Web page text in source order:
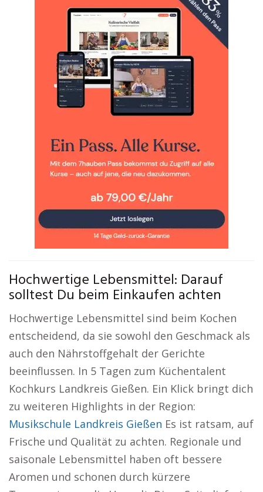
Hochwertige Lebensmittel: Darauf
solltest Du beim Einkaufen achten
Hochwertige Lebensmittel sind beim Kochen
entscheidend, da sie sowohl den Geschmack als
auch den Nährstoffgehalt der Gerichte
beeinflussen. In 5 Tagen zum Küchentalent
Kochkurs Landkreis Gießen. Ein Klick bringt dich
zu weiteren Highlights in der Region:
Musikschule Landkreis Gießen Es ist ratsam, auf
Frische und Qualität zu achten. Regionale und
saisonale Lebensmittel haben oft bessere
Aromen und schonen durch kürzere